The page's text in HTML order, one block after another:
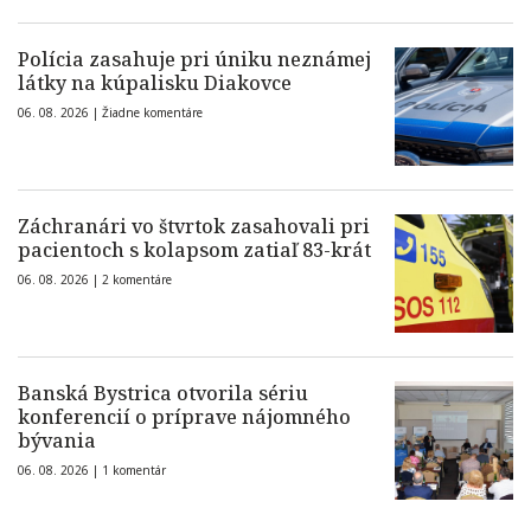
Polícia zasahuje pri úniku neznámej
látky na kúpalisku Diakovce
06. 08. 2026 | Žiadne komentáre
Záchranári vo štvrtok zasahovali pri
pacientoch s kolapsom zatiaľ 83-krát
06. 08. 2026 | 2 komentáre
Banská Bystrica otvorila sériu
konferencií o príprave nájomného
bývania
06. 08. 2026 | 1 komentár